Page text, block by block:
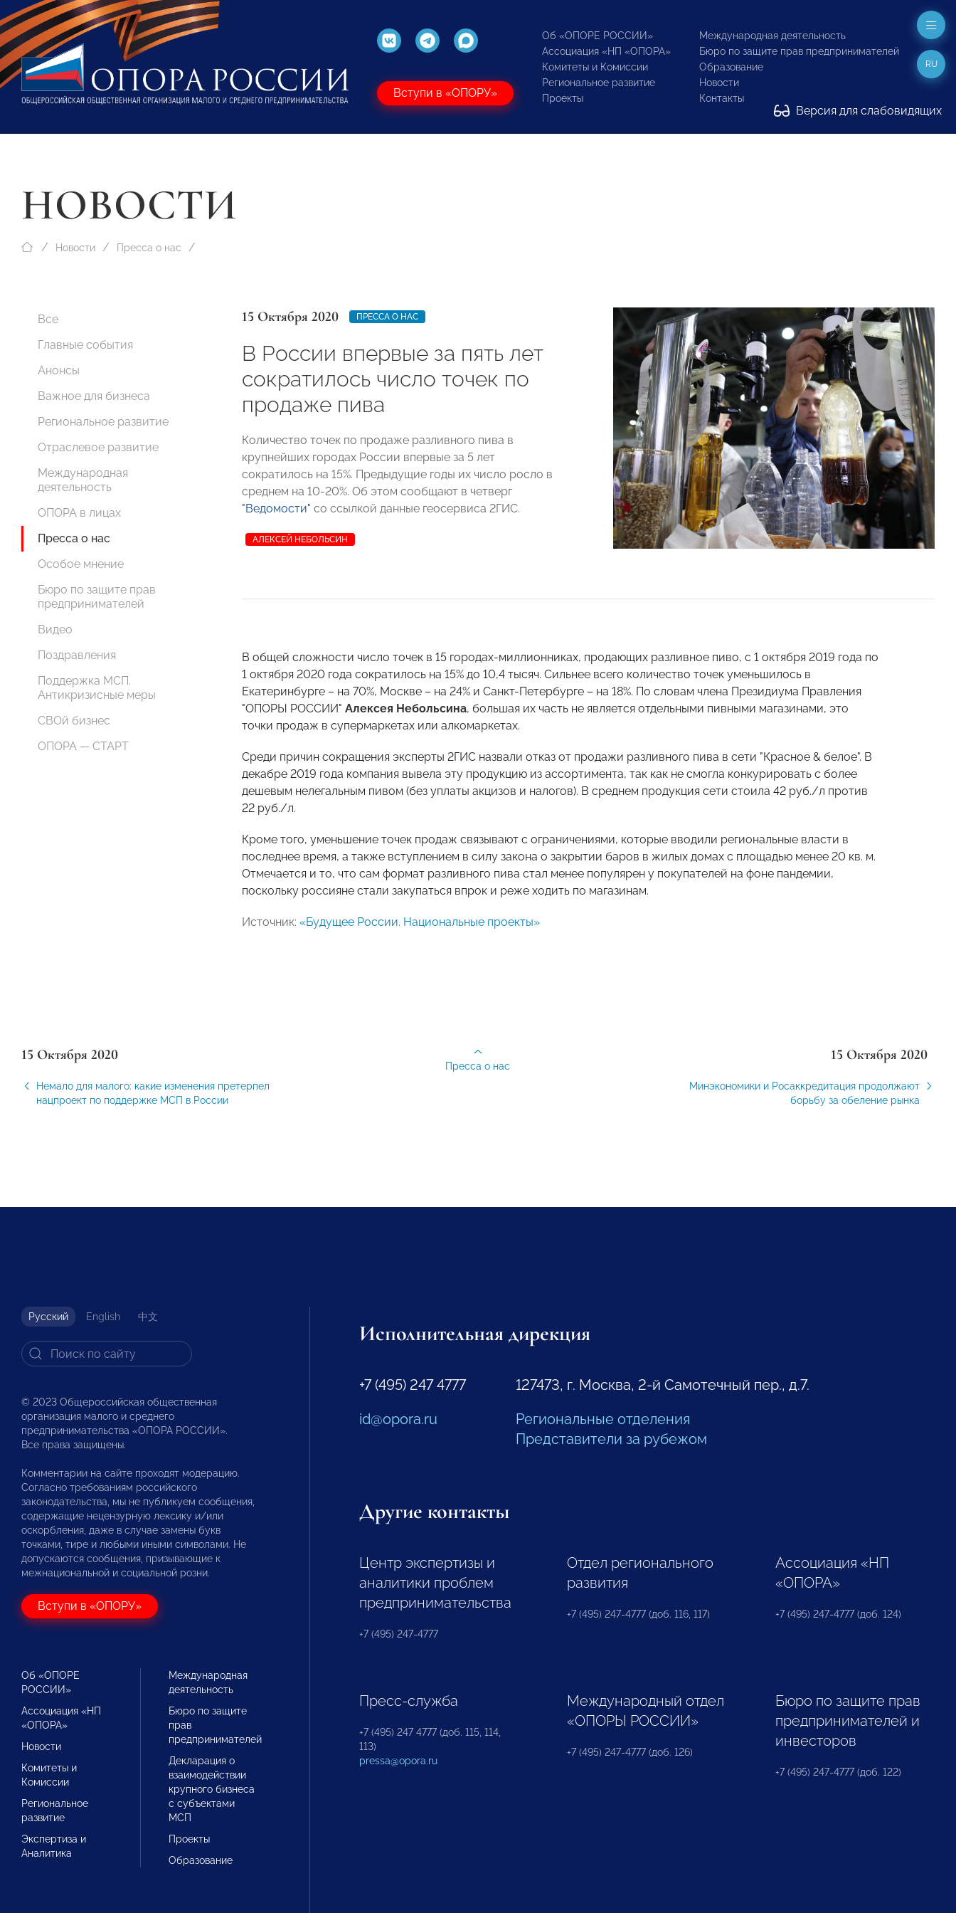
Вступи в «ОПОРУ»
Об «ОПОРЕ РОССИИ»
Ассоциация «НП «ОПОРА»
Комитеты и Комиссии
Региональное развитие
Проекты
Международная деятельность
Бюро по защите прав предпринимателей
Образование
Новости
Контакты
Версия для слабовидящих
RU
НОВОСТИ
Новости Пресса о нас
Все
Главные события
Анонсы
Важное для бизнеса
Региональное развитие
Отраслевое развитие
Международная
деятельность
ОПОРА в лицах
Пресса о нас
Особое мнение
Бюро по защите прав
предпринимателей
Видео
Поздравления
Поддержка МСП.
Антикризисные меры
СВОй бизнес
ОПОРА — СТАРТ
15 Октября 2020 ПРЕССА О НАС
В России впервые за пять лет
сократилось число точек по
продаже пива
Количество точек по продаже разливного пива в
крупнейших городах России впервые за 5 лет
сократилось на 15%. Предыдущие годы их число росло в
среднем на 10-20%. Об этом сообщают в четверг
"Ведомости" со ссылкой данные геосервиса 2ГИС.
АЛЕКСЕЙ НЕБОЛЬСИН
В общей сложности число точек в 15 городах-миллионниках, продающих разливное пиво, с 1 октября 2019 года по
1 октября 2020 года сократилось на 15% до 10,4 тысяч. Сильнее всего количество точек уменьшилось в
Екатеринбурге – на 70%, Москве – на 24% и Санкт-Петербурге – на 18%. По словам члена Президиума Правления
"ОПОРЫ РОССИИ" Алексея Небольсина, большая их часть не является отдельными пивными магазинами, это
точки продаж в супермаркетах или алкомаркетах.
Среди причин сокращения эксперты 2ГИС назвали отказ от продажи разливного пива в сети "Красное & белое". В
декабре 2019 года компания вывела эту продукцию из ассортимента, так как не смогла конкурировать с более
дешевым нелегальным пивом (без уплаты акцизов и налогов). В среднем продукция сети стоила 42 руб./л против
22 руб./л.
Кроме того, уменьшение точек продаж связывают с ограничениями, которые вводили региональные власти в
последнее время, а также вступлением в силу закона о закрытии баров в жилых домах с площадью менее 20 кв. м.
Отмечается и то, что сам формат разливного пива стал менее популярен у покупателей на фоне пандемии,
поскольку россияне стали закупаться впрок и реже ходить по магазинам.
Источник: «Будущее России. Национальные проекты»
15 Октября 2020
Немало для малого: какие изменения претерпел
нацпроект по поддержке МСП в России
15 Октября 2020
Минэкономики и Росаккредитация продолжают
борьбу за обеление рынка
Пресса о нас
Русский English 中文
© 2023 Общероссийская общественная
организация малого и среднего
предпринимательства «ОПОРА РОССИИ».
Все права защищены.
Комментарии на сайте проходят модерацию.
Согласно требованиям российского
законодательства, мы не публикуем сообщения,
содержащие нецензурную лексику и/или
оскорбления, даже в случае замены букв
точками, тире и любыми иными символами. Не
допускаются сообщения, призывающие к
межнациональной и социальной розни.
Вступи в «ОПОРУ»
Об «ОПОРЕ
РОССИИ»
Ассоциация «НП
«ОПОРА»
Новости
Комитеты и
Комиссии
Региональное
развитие
Экспертиза и
Аналитика
Международная
деятельность
Бюро по защите
прав
предпринимателей
Декларация о
взаимодействии
крупного бизнеса
с субъектами
МСП
Проекты
Образование
Исполнительная дирекция
+7 (495) 247 4777
id@opora.ru
127473, г. Москва, 2-й Самотечный пер., д.7.
Региональные отделения
Представители за рубежом
Другие контакты
Центр экспертизы и
аналитики проблем
предпринимательства
+7 (495) 247-4777
Отдел регионального
развития
+7 (495) 247-4777 (доб. 116, 117)
Ассоциация «НП
«ОПОРА»
+7 (495) 247-4777 (доб. 124)
Пресс-служба
+7 (495) 247 4777 (доб. 115, 114,
113)
pressa@opora.ru
Международный отдел
«ОПОРЫ РОССИИ»
+7 (495) 247-4777 (доб. 126)
Бюро по защите прав
предпринимателей и
инвесторов
+7 (495) 247-4777 (доб. 122)